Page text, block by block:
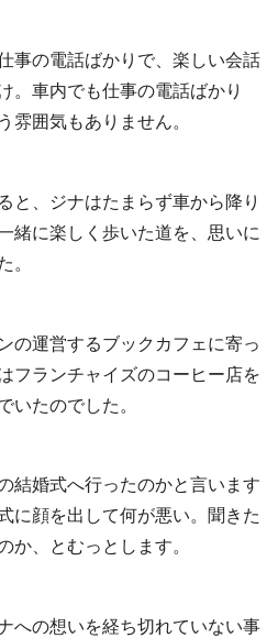
事の電話ばかりで、楽しい会話
。車内でも仕事の電話ばかり
雰囲気もありません。
と、ジナはたまらず車から降り
緒に楽しく歩いた道を、思いに
。
の運営するブックカフェに寄っ
フランチャイズのコーヒー店を
いたのでした。
結婚式へ行ったのかと言います
に顔を出して何が悪い。聞きた
か、とむっとします。
への想いを経ち切れていない事